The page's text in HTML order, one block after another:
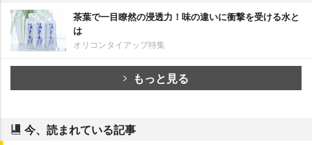
茶葉で一目瞭然の浸透力！味の違いに衝撃を受ける水と
は
オリコンタイアップ特集
もっと見る
今、読まれている記事